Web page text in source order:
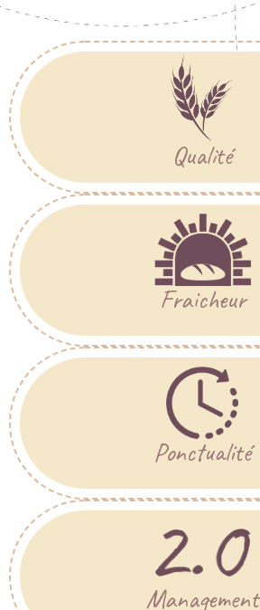
Qualité
Fraicheur
Ponctualité
Management